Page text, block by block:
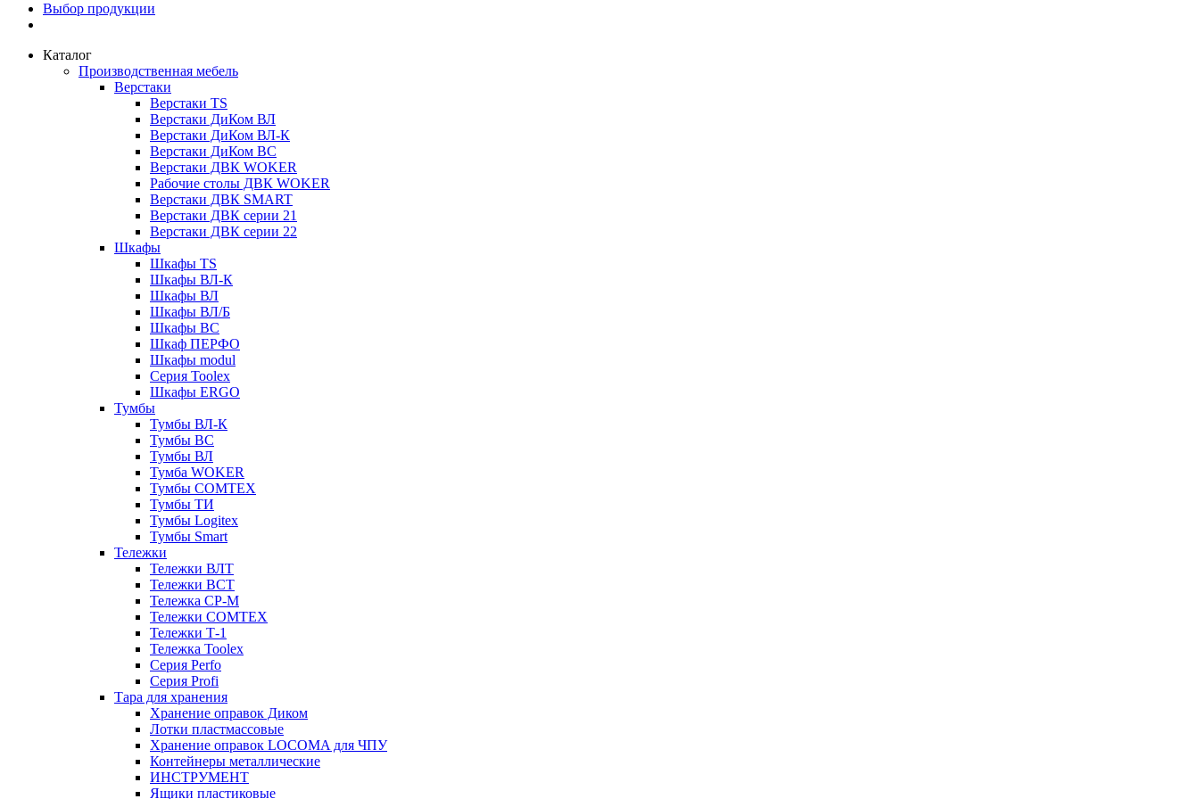
Выбор продукции
Каталог
Производственная мебель
Верстаки
Верстаки TS
Верстаки ДиКом ВЛ
Верстаки ДиКом ВЛ-К
Верстаки ДиКом ВС
Верстаки ДВК WOKER
Рабочие столы ДВК WOKER
Верстаки ДВК SMART
Верстаки ДВК серии 21
Верстаки ДВК серии 22
Шкафы
Шкафы TS
Шкафы ВЛ-К
Шкафы ВЛ
Шкафы ВЛ/Б
Шкафы ВС
Шкаф ПЕРФО
Шкафы modul
Серия Toolex
Шкафы ERGO
Тумбы
Тумбы ВЛ-К
Тумбы ВС
Тумбы ВЛ
Тумба WOKER
Тумбы COMTEX
Тумбы ТИ
Тумбы Logitex
Тумбы Smart
Тележки
Тележки ВЛТ
Тележки ВСТ
Тележка СР-М
Тележки COMTEX
Тележки Т-1
Тележка Toolex
Серия Perfo
Серия Profi
Тара для хранения
Хранение оправок Диком
Лотки пластмассовые
Хранение оправок LOCOMA для ЧПУ
Контейнеры металлические
ИНСТРУМЕНТ
Ящики пластиковые